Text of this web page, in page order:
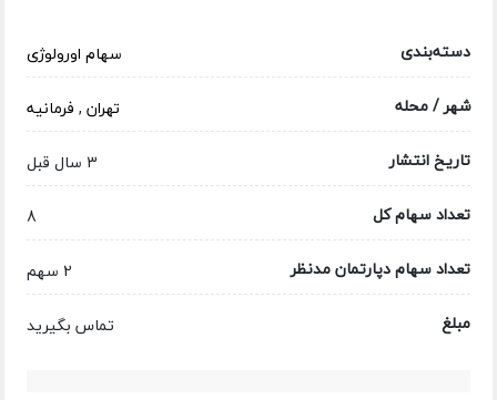
دسته‌بندی
سهام اورولوژی
شهر / محله
تهران, فرمانیه
تاریخ انتشار
3 سال قبل
تعداد سهام کل
8
تعداد سهام دپارتمان مدنظر
2 سهم
مبلغ
تماس بگیرید